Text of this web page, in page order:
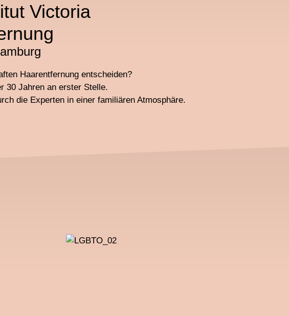
Victoria
Haarentfernung entscheiden?
30 Jahren an erster Stelle.
die Experten in einer familiären Atmosphäre.